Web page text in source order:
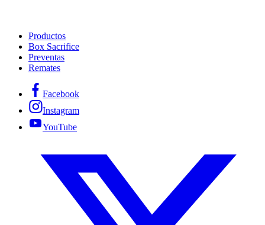
Productos
Box Sacrifice
Preventas
Remates
Facebook
Instagram
YouTube